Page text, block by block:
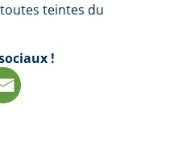
teintes du
!